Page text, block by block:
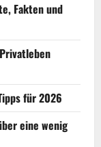
Fakten und
für 2026
eine wenig